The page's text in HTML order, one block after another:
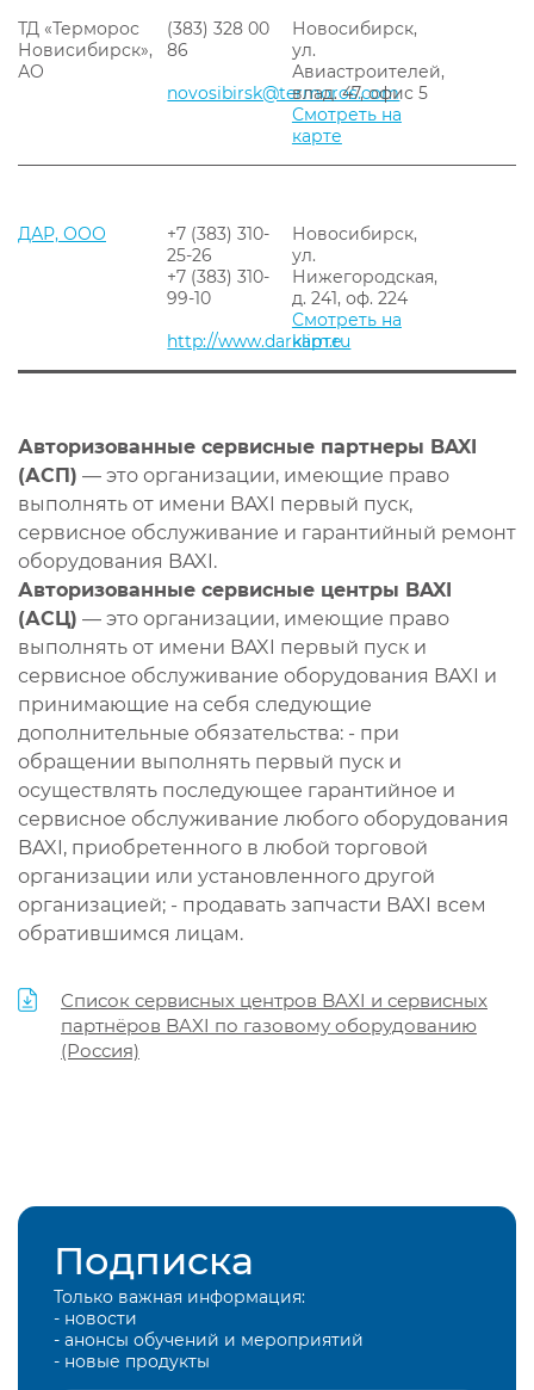
ТД «Терморос
Новисибирск»,
АО
(383) 328 00
86
novosibirsk@termoros.com
Новосибирск,
ул.
Авиастроителей,
влад. 47, офис 5
Смотреть на
карте
ДАР, ООО
+7 (383) 310-
25-26
+7 (383) 310-
99-10
http://www.darklim.ru
Новосибирск,
ул.
Нижегородская,
д. 241, оф. 224
Смотреть на
карте
Авторизованные сервисные партнеры BAXI
(АСП) — это организации, имеющие право
выполнять от имени BAXI первый пуск,
сервисное обслуживание и гарантийный ремонт
оборудования BAXI.
Авторизованные сервисные центры BAXI
(АСЦ) — это организации, имеющие право
выполнять от имени BAXI первый пуск и
сервисное обслуживание оборудования BAXI и
принимающие на себя следующие
дополнительные обязательства: - при
обращении выполнять первый пуск и
осуществлять последующее гарантийное и
сервисное обслуживание любого оборудования
BAXI, приобретенного в любой торговой
организации или установленного другой
организацией; - продавать запчасти BAXI всем
обратившимся лицам.
Список сервисных центров BAXI и сервисных
партнёров BAXI по газовому оборудованию
(Россия)
Подписка
Только важная информация:
- новости
- анонсы обучений и мероприятий
- новые продукты